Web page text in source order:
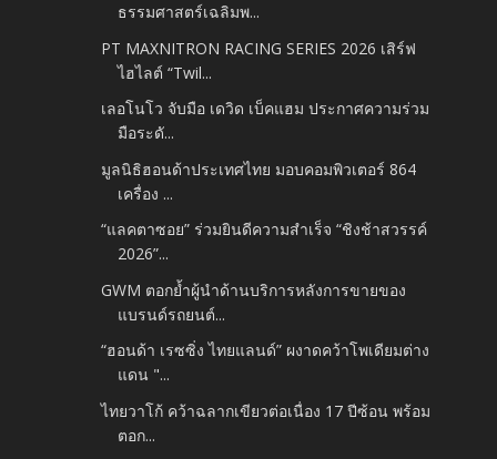
ธรรมศาสตร์เฉลิมพ...
PT MAXNITRON RACING SERIES 2026 เสิร์ฟ
ไฮไลต์ “Twil...
เลอโนโว จับมือ เดวิด เบ็คแฮม ประกาศความร่วม
มือระดั...
มูลนิธิฮอนด้าประเทศไทย มอบคอมพิวเตอร์ 864
เครื่อง ...
“แลคตาซอย” ร่วมยินดีความสำเร็จ “ชิงช้าสวรรค์
2026”...
GWM ตอกย้ำผู้นำด้านบริการหลังการขายของ
แบรนด์รถยนต์...
“ฮอนด้า เรซซิ่ง ไทยแลนด์” ผงาดคว้าโพเดียมต่าง
แดน "...
ไทยวาโก้ คว้าฉลากเขียวต่อเนื่อง 17 ปีซ้อน พร้อม
ตอก...